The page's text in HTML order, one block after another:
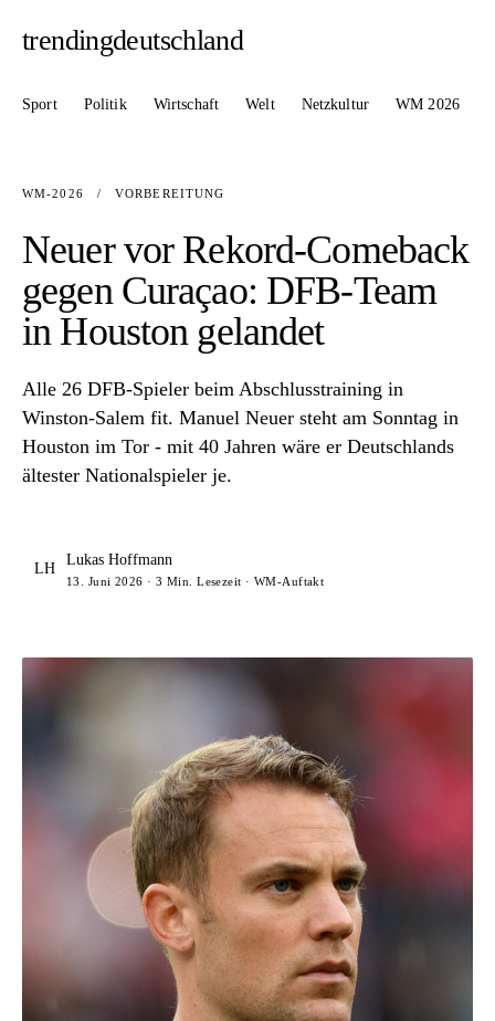
trendingdeutschland
Sport Politik Wirtschaft Welt Netzkultur WM 2026
WM-2026 / VORBEREITUNG
Neuer vor Rekord-Comeback
gegen Curaçao: DFB-Team
in Houston gelandet
Alle 26 DFB-Spieler beim Abschlusstraining in
Winston-Salem fit. Manuel Neuer steht am Sonntag in
Houston im Tor - mit 40 Jahren wäre er Deutschlands
ältester Nationalspieler je.
LH
Lukas Hoffmann
13. Juni 2026 · 3 Min. Lesezeit · WM-Auftakt